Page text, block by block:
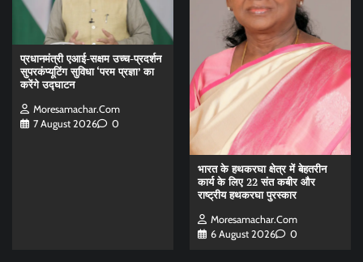
प्रधानमंत्री एआई-सक्षम उच्च-प्रदर्शन
सुपरकंप्यूटिंग सुविधा ‘परम प्रज्ञा’ का
करेंगे उद्घाटन
Moresamachar.com
7 August 2026
0
भारत के हथकरघा क्षेत्र में बेहतरीन
कार्य के लिए 22 संत कबीर और
राष्ट्रीय हथकरघा पुरस्कार
Moresamachar.com
6 August 2026
0